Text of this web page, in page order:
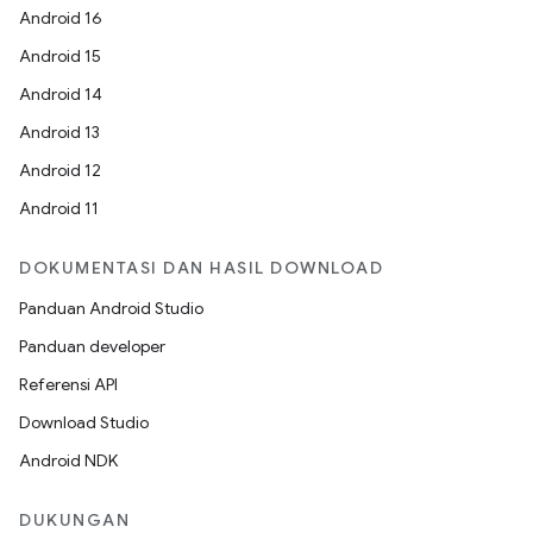
Android 16
Android 15
Android 14
Android 13
Android 12
Android 11
DOKUMENTASI DAN HASIL DOWNLOAD
Panduan Android Studio
Panduan developer
Referensi API
Download Studio
Android NDK
DUKUNGAN